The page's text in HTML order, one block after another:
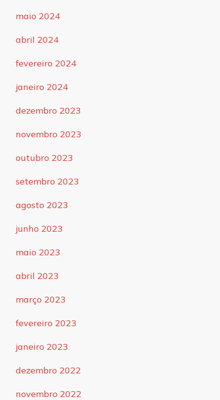
maio 2024
abril 2024
fevereiro 2024
janeiro 2024
dezembro 2023
novembro 2023
outubro 2023
setembro 2023
agosto 2023
junho 2023
maio 2023
abril 2023
março 2023
fevereiro 2023
janeiro 2023
dezembro 2022
novembro 2022